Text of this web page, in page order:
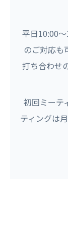
平日10:00
のご対応も
打ち合わせ
初回ミーテ
ティングは